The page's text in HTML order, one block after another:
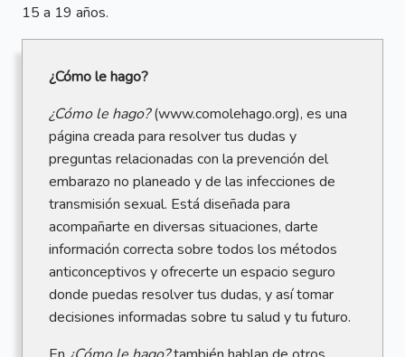
15 a 19 años.
¿Cómo le hago?
¿Cómo le hago?(www.comolehago.org), es una
página creada para resolver tus dudas y
preguntas relacionadas con la prevención del
embarazo no planeado y de las infecciones de
transmisión sexual. Está diseñada para
acompañarte en diversas situaciones, darte
información correcta sobre todos los métodos
anticonceptivos y ofrecerte un espacio seguro
donde puedas resolver tus dudas, y así tomar
decisiones informadas sobre tu salud y tu futuro.